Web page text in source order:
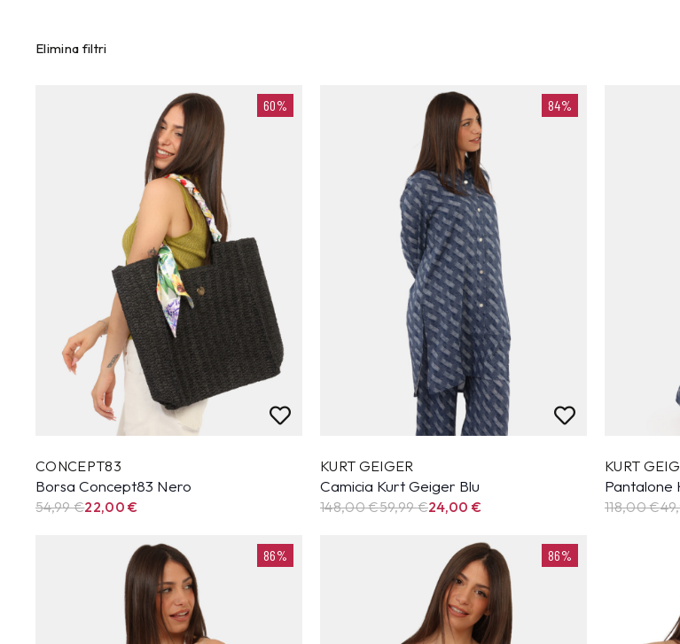
Elimina filtri
60%
CONCEPT83
Borsa Concept83 Nero
54,99€22,00€
84%
KURT GEIGER
Camicia Kurt Geiger Blu
148,00 €59,99€24,00€
KURT
Pantalone
118,00 €
86% 86%